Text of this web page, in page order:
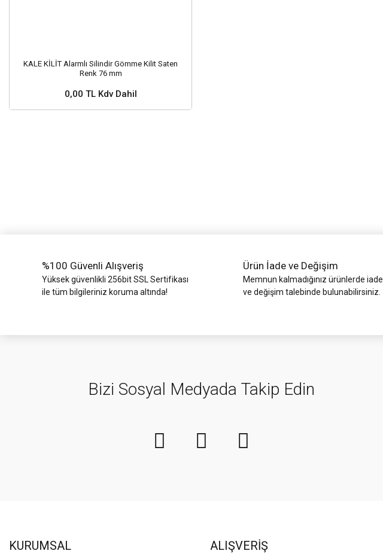
KALE KİLİT Alarmlı Silindir Gömme Kilit Saten
Renk 76 mm
0,00 TL Kdv Dahil
%100 Güvenli Alışveriş
Yüksek güvenlikli 256bit SSL Sertifikası
ile tüm bilgileriniz koruma altında!
Ürün İade ve Değişim
Memnun kalmadığınız ürünlerde iade
ve değişim talebinde bulunabilirsiniz.
Bizi Sosyal Medyada Takip Edin
KURUMSAL ALIŞVERİŞ